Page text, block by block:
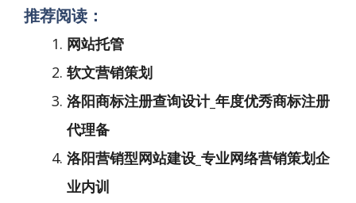
推荐阅读：
网站托管
软文营销策划
洛阳商标注册查询设计_年度优秀商标注册
代理备
洛阳营销型网站建设_专业网络营销策划企
业内训